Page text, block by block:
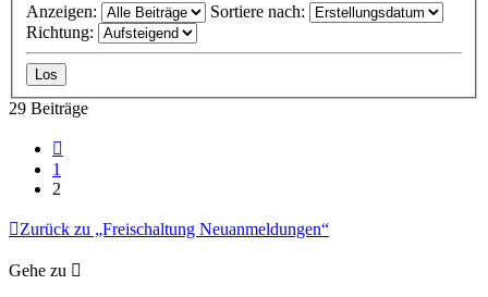
Anzeigen:
Sortiere nach:
Richtung:
29 Beiträge
1
2
Zurück zu „Freischaltung Neuanmeldungen“
Gehe zu